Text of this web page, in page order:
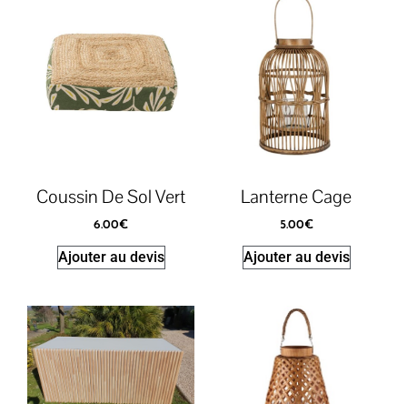
Coussin De Sol Vert
6.00€
Ajouter au devis
Lanterne Cage
5.00€
Ajouter au devis